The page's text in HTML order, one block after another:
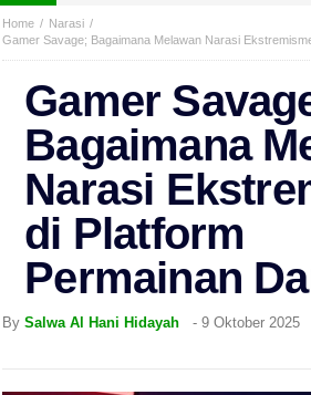
Home
Narasi
Gamer Savage; Bagaimana Melawan Narasi
Gamer
Bagaimana
Narasi
di Platform
Permainan
BySalwa Al Hani Hidayah -9 Oktober 2025